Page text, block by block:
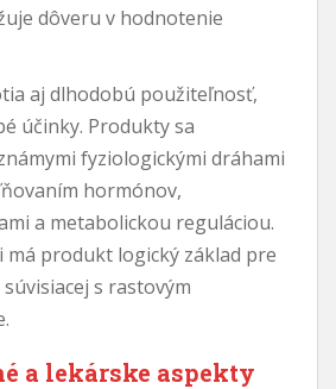
dôveru v hodnotenie
aj dlhodobú použiteľnosť,
účinky. Produkty sa
fyziologickými dráhami
hormónov,
a metabolickou reguláciou.
má produkt logický základ pre
s rastovým
a lekárske aspekty